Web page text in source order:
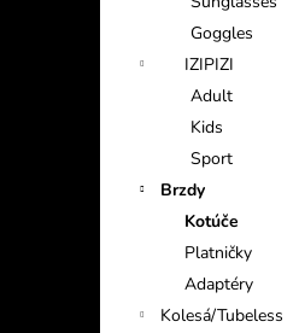
Goggles
IZIPIZI
Adult
Kids
Sport
Brzdy
Kotúče
Platničky
Adaptéry
Kolesá/Tubeless
€13,94
Pôvodne: €15,49